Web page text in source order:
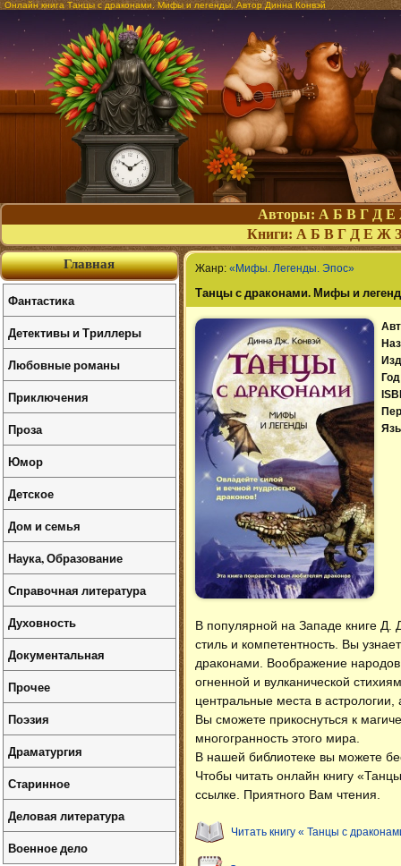
Онлайн книга Танцы с драконами. Мифы и легенды. Автор Динна Конвэй
Авторы: А Б В Г Д Е
Книги: А Б В Г Д Е Ж З
Жанр: «Мифы. Легенды. Эпос»
Танцы с драконами. Мифы и
В популярной на Западе книге
стиль и компетентность. Вы
драконами. Воображение
огненной и вулканической
центральные места в
Вы сможете прикоснуться к
многогранность этого мира.
В нашей библиотеке вы можете
Чтобы читать онлайн книгу
ссылке. Приятного Вам чтения.
Читать книгу « Танцы с
Главная
Фантастика
Детективы и Триллеры
Любовные романы
Приключения
Проза
Юмор
Детское
Дом и семья
Наука, Образование
Справочная литература
Духовность
Документальная
Прочее
Поэзия
Драматургия
Старинное
Деловая литература
Военное дело